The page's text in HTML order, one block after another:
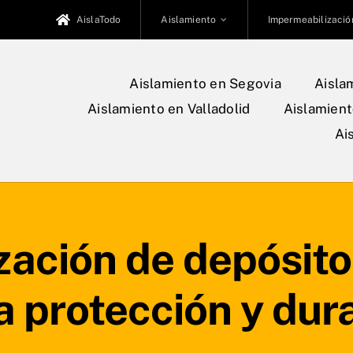
AislaTodo Aislamiento
Aislamiento en Segovia
Aislamiento en Valladolid
de
protección y